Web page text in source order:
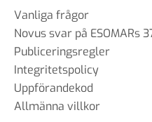
Vanliga frågor
Novus svar på ESOMARs
Publiceringsregler
Integritetspolicy
Uppförandekod
Allmänna villkor